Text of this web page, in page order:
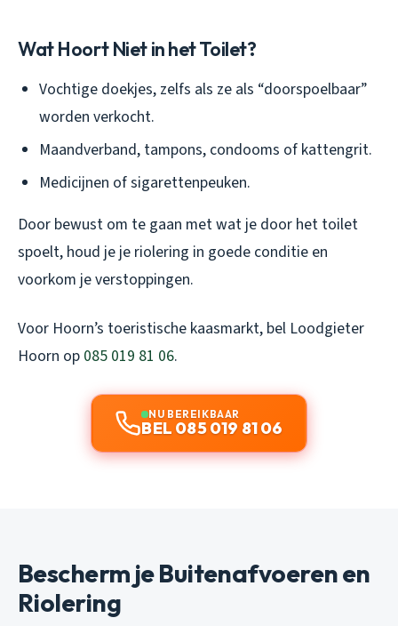
Wat Hoort Niet in het Toilet?
Vochtige doekjes, zelfs als ze als “doorspoelbaar”
worden verkocht.
Maandverband, tampons, condooms of kattengrit.
Medicijnen of sigarettenpeuken.
Door bewust om te gaan met wat je door het toilet
spoelt, houd je je riolering in goede conditie en
voorkom je verstoppingen.
Voor Hoorn’s toeristische kaasmarkt, bel Loodgieter
Hoorn op 085 019 81 06.
NU BEREIKBAAR
BEL 085 019 81 06
Bescherm je Buitenafvoeren en
Riolering